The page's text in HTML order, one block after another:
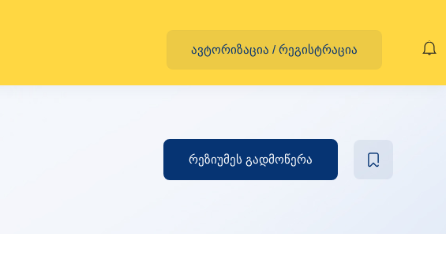
ავტორიზაცია / რეგისტრაცია
რეზიუმეს გადმოწერა